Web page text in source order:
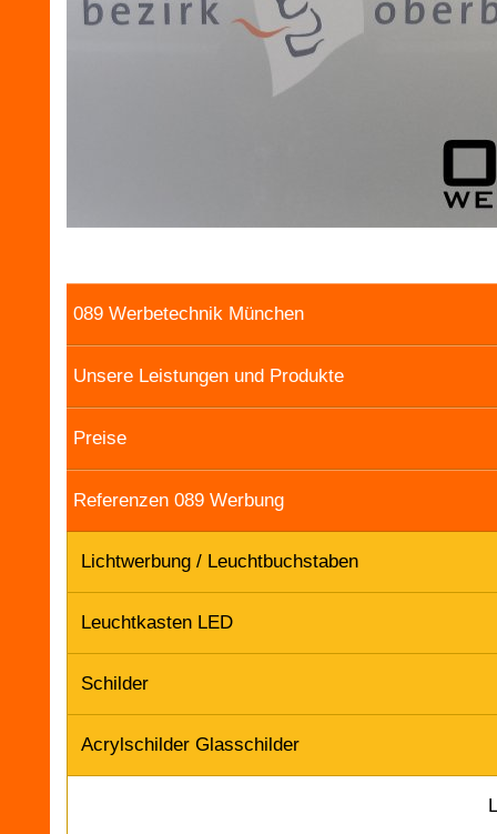
089 Werbetechnik München
Unsere Leistungen und Produkte
Preise
Referenzen 089 Werbung
Lichtwerbung / Leuchtbuchstaben
Leuchtkasten LED
Schilder
Acrylschilder Glasschilder